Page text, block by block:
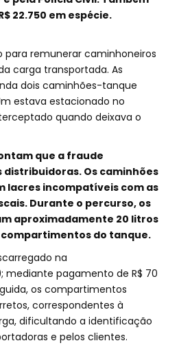
22.750 em espécie.
para remunerar caminhoneiros
carga transportada. As
dois caminhões-tanque
estava estacionado no
quando deixava o
que a fraude
distribuidoras. Os caminhões
lacres incompatíveis com as
Durante o percurso, os
aproximadamente 20 litros
compartimentos do tanque.
na
mediante pagamento de R$ 70
os compartimentos
correspondentes à
dificultando a identificação
e pelos clientes.